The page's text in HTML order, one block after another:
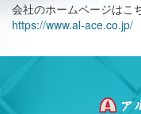
会社のホームページはこ
https://www.al-ace.co.jp/